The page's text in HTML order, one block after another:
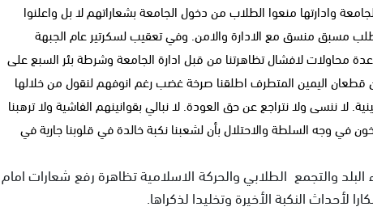
وادارتها منعوا الطلاب من دخول الجامعة بشعاراتهم لا بل واعلنوا
مسبق منسق مع الادارة والامن. وفي تعقيب لسكرتير عام الجبهة
محاولات لافشال تظاهرتنا من قبل ادارة الجامعة وشرطة بئر السبع على
قطعان اليمين المتطرف اطلقنا صرخة غضب رغم انوفهم لنقول من خلالها
لا ننسى ولا نتراجع عن حق العودة. لا نبالي بقوانينهم الفاشية ولا ترهبنا
في وجه السلطة والاحتلال بأن لشعبنا نكبة خالدة في قلوبنا جارية في
البلد والتجمع الطلابي والحركة الاسلامية تظاهرة رفع شعارات امام
النكبة الأخيرة وتخليدا لذكراها.